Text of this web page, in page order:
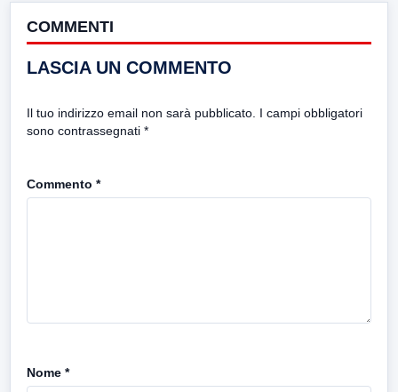
COMMENTI
LASCIA UN COMMENTO
Il tuo indirizzo email non sarà pubblicato. I campi obbligatori
sono contrassegnati *
Commento *
Nome *